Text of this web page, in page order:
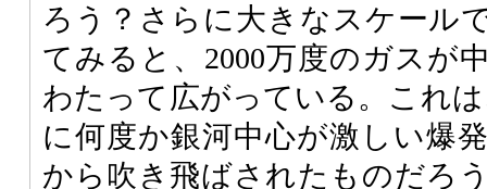
ろう？さらに大きなスケール
てみると、2000万度のガスが
わたって広がっている。これ
に何度か銀河中心が激しい爆
から吹き飛ばされたものだろ